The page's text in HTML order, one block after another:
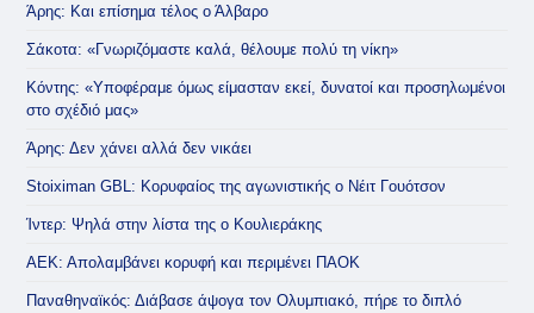
Άρης: Και επίσημα τέλος ο Άλβαρο
Σάκοτα: «Γνωριζόμαστε καλά, θέλουμε πολύ τη νίκη»
Κόντης: «Υποφέραμε όμως είμασταν εκεί, δυνατοί και προσηλωμένοι
στο σχέδιό μας»
Άρης: Δεν χάνει αλλά δεν νικάει
Stoiximan GBL: Κορυφαίος της αγωνιστικής ο Νέιτ Γουότσον
Ίντερ: Ψηλά στην λίστα της ο Κουλιεράκης
ΑΕΚ: Απολαμβάνει κορυφή και περιμένει ΠΑΟΚ
Παναθηναϊκός: Διάβασε άψογα τον Ολυμπιακό, πήρε το διπλό